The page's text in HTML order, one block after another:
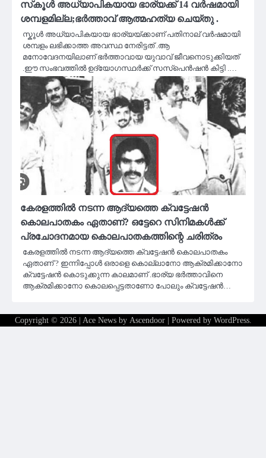
സ്‌കൂൾ അധ്യാപികയായ ഭാര്യക്ക് 14 വർഷമായി
ശമ്പളമില്ല;ഭർത്താവ് ആത്മഹത്യ ചെയ്തു .
സ്കൂൾ അധ്യാപികയായ ഭാര്യയ്ക്കാണ് പതിനാല് വർഷമായി
ശമ്പളം ലഭിക്കാത്ത അവസ്ഥ നേരിട്ടത് .ആ
മനോവേദനയിലാണ് ഭർത്താവായ യുവാവ് ജീവനൊടുക്കിയത്
.ഈ സംഭവത്തിൽ ഉദ്യോഗസ്ഥർക്ക് സസ്പെൻഷൻ കിട്ടി .…
കേരളത്തിൽ നടന്ന ആദ്യത്തെ ക്വട്ടേഷൻ
കൊലപാതകം ഏതാണ്? ഒട്ടേറെ സിനിമകൾക്ക്
പ്രചോദനമായ കൊലപാതകത്തിന്റെ ചരിത്രം
കേരളത്തിൽ നടന്ന ആദ്യത്തെ ക്വട്ടേഷൻ കൊലപാതകം
ഏതാണ് ? ഇന്നിപ്പോൾ ഒരാളെ കൊല്ലാനോ ആക്രമിക്കാനോ
ക്വട്ടേഷൻ കൊടുക്കുന്ന കാലമാണ് .ഭാര്യ ഭർത്താവിനെ
ആക്രമിക്കാനോ കൊലപ്പെട്ടതാണോ പോലും ക്വട്ടേഷൻ…
Copyright © 2026 | Ace News by Ascendoor| Powered by WordPress.